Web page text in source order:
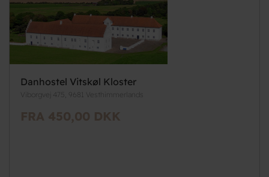
Danhostel Vitskøl Kloster
Viborgvej 475, 9681 Vesthimmerlands
FRA 450,00 DKK